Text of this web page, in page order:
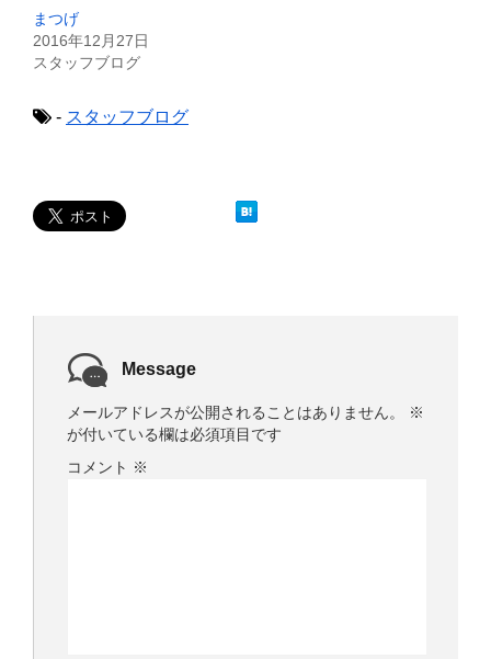
い
ウ
ィ
ン
開
て
く
だ
新
ド
ウ
で
まつげ
2016年12月27日
スタッフブログ
- スタッフブログ
Message
メールアドレスが公開されることはありません。
※
が付いている欄は必須項目です
コメント ※